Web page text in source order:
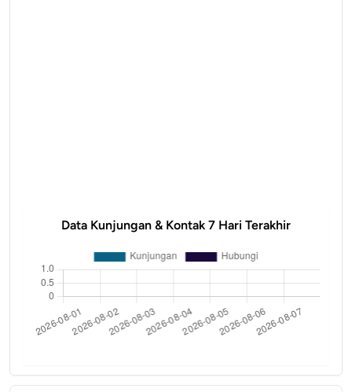
Data Kunjungan & Kontak 7 Hari Terakhir